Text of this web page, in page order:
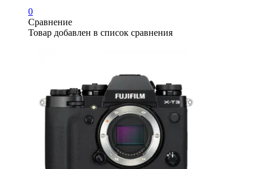
0
Сравнение
Товар добавлен в список сравнения